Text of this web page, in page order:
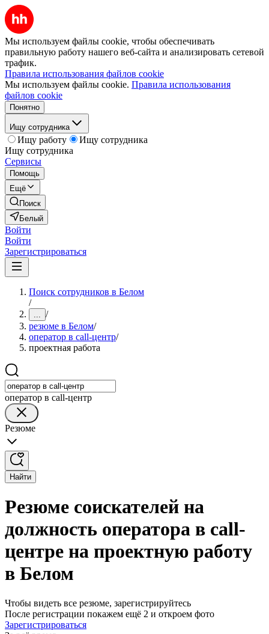
Мы используем файлы cookie, чтобы обеспечивать
правильную работу нашего веб-сайта и анализировать сетевой
трафик.
Правила использования файлов cookie
Мы используем файлы cookie. Правила использования
файлов cookie
Понятно
Ищу сотрудника
Ищу работу
Ищу сотрудника
Ищу сотрудника
Сервисы
Помощь
Ещё
Поиск
Белый
Войти
Войти
Зарегистрироваться
Поиск сотрудников в Белом
/
... /
резюме в Белом/
оператор в call-центр/
проектная работа
оператор в call-центр
Резюме
Найти
Резюме соискателей на
должность оператора в call-
центре на проектную работу
в Белом
Чтобы видеть все резюме, зарегистрируйтесь
После регистрации покажем ещё 2 и откроем фото
Зарегистрироваться